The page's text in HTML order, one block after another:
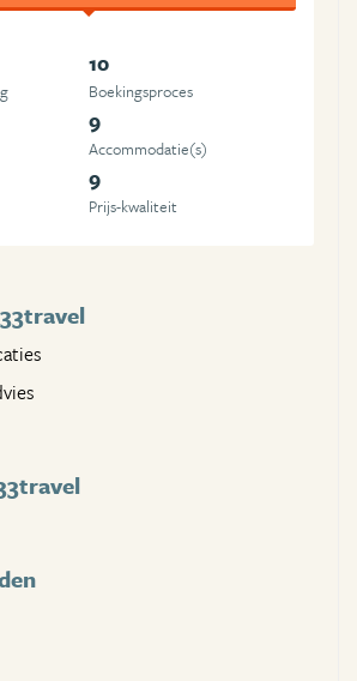
10
Boekingsproces
9
Accommodatie(s)
9
Prijs-kwaliteit